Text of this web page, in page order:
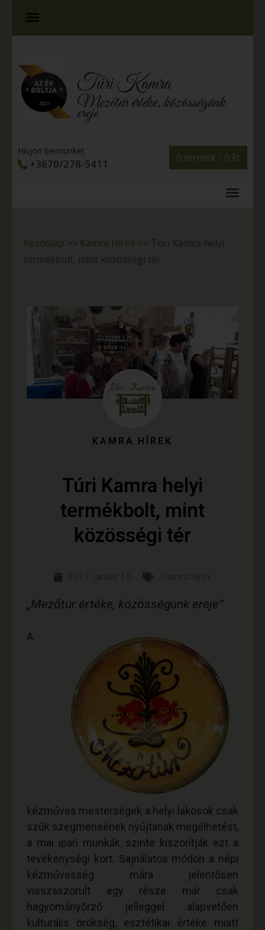
Túri Kamra
Mezőtúr értéke, közösségünk
ereje
0 termék - 0 Ft
Hívjon bennünket
+3670/278-5411
Kezdőlap >> Kamra Hírek >> Túri Kamra helyi
termékbolt, mint közösségi tér
KAMRA HÍREK
Túri Kamra helyi
termékbolt, mint
közösségi tér
2019. január 15. , Kamra Hírek
„Mezőtúr értéke, közösségünk ereje”
A
kézműves mesterségek a helyi lakosok csak
szűk szegmensének nyújtanak megélhetést,
a mai ipari munkák szinte kiszorítják ezt a
tevékenységi kört. Sajnálatos módon a népi
kézművesség mára jelentősen
visszaszorult egy része már csak
hagyományőrző jelleggel alapvetően
kulturális örökség, esztétikai értéke miatt